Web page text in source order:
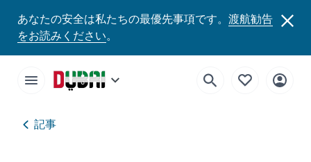
あなたの安全は私たちの最優先事項です。 渡航勧告
をお読みください。
記事